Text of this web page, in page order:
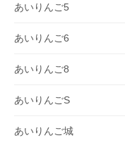
あいりんご5
あいりんご6
あいりんご8
あいりんごS
あいりんご城